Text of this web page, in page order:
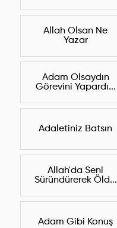
Allah Olsan Ne
Yazar
Adam Olsaydın
Görevini Yapardı...
Adaletiniz Batsın
Allah'da Seni
Süründürerek Öld...
Adam Gibi Konuş